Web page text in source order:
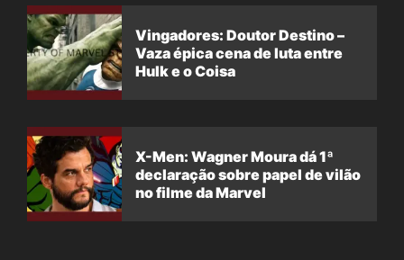
Vingadores: Doutor Destino –
Vaza épica cena de luta entre
Hulk e o Coisa
X-Men: Wagner Moura dá 1ª
declaração sobre papel de vilão
no filme da Marvel